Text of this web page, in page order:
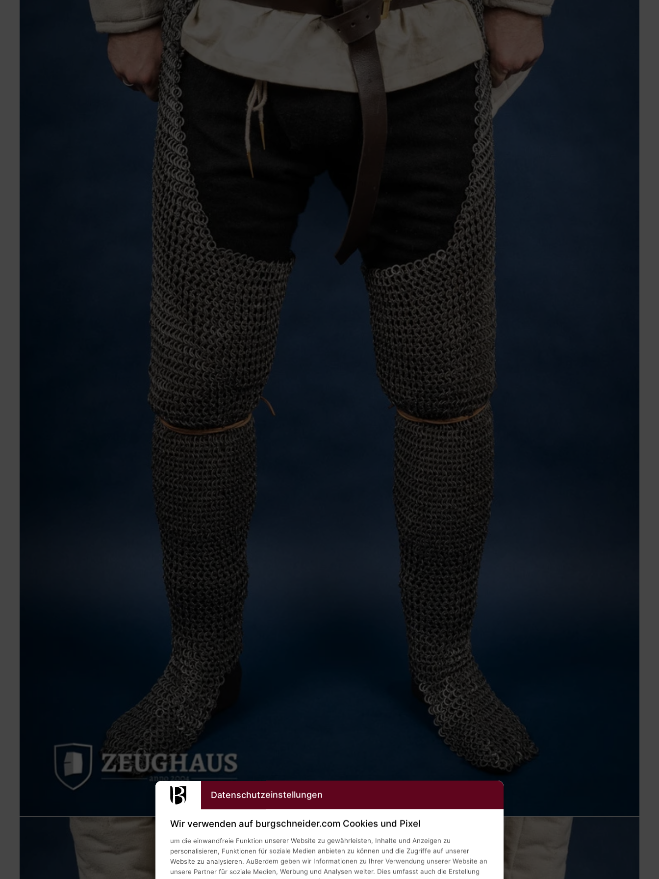
Datenschutzeinstellungen
Wir verwenden auf burgschneider.com Cookies und Pixel
um die einwandfreie Funktion unserer Website zu gewährleisten, Inhalte und Anzeigen zu
personalisieren, Funktionen für soziale Medien anbieten zu können und die Zugriffe auf unserer
Website zu analysieren. Außerdem geben wir Informationen zu Ihrer Verwendung unserer Website an
unsere Partner für soziale Medien, Werbung und Analysen weiter. Dies umfasst auch die Erstellung